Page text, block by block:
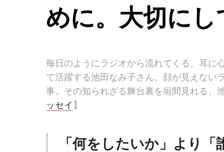
めに。大切に
毎日のようにラジオから流れてくる、耳に
て活躍する池田なみ子さん。顔が見えない
事。その知られざる舞台裏を垣間見れる、
ッセイ 】
「何をしたいか」より